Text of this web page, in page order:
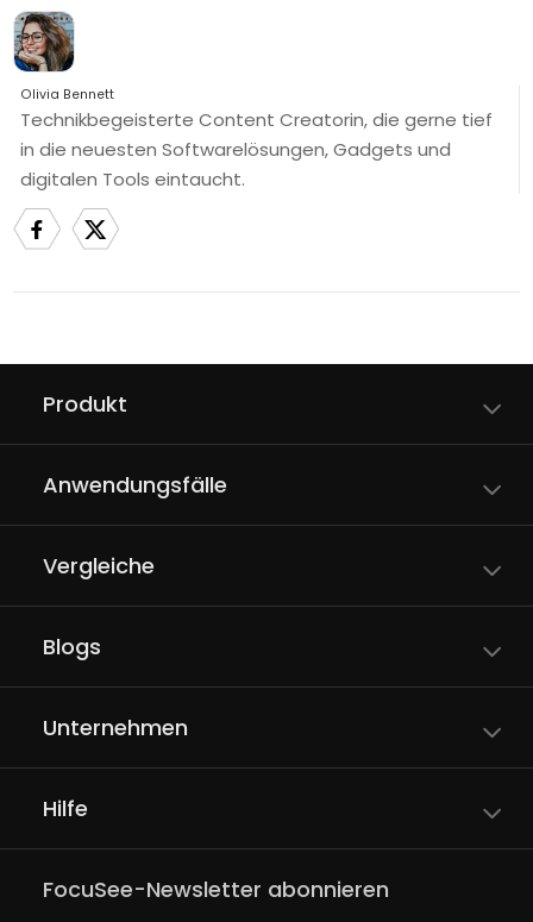
Olivia Bennett
Technikbegeisterte Content Creatorin, die gerne tief
in die neuesten Softwarelösungen, Gadgets und
digitalen Tools eintaucht.
Produkt
Anwendungsfälle
Vergleiche
Blogs
Unternehmen
Hilfe
FocuSee-Newsletter abonnieren